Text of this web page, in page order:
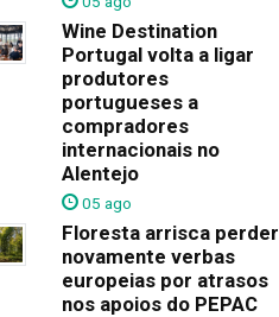
Wine Destination
Portugal volta a ligar
produtores
portugueses a
compradores
internacionais no
Alentejo
05 ago
Floresta arrisca perder
novamente verbas
europeias por atrasos
nos apoios do PEPAC